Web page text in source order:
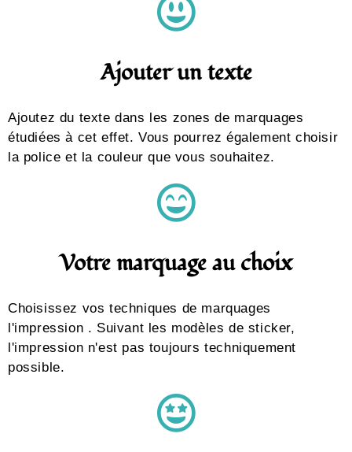
Ajouter un texte
Ajoutez du texte dans les zones de marquages
étudiées à cet effet. Vous pourrez également choisir
la police et la couleur que vous souhaitez.
Votre marquage au choix
Choisissez vos techniques de marquages
l'impression . Suivant les modèles de sticker,
l'impression n'est pas toujours techniquement
possible.